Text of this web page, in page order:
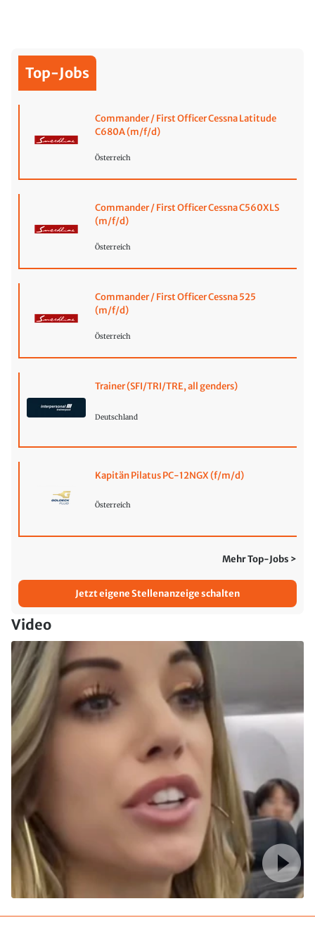
Top-Jobs
Commander / First Officer Cessna Latitude
C680A (m/f/d)
Österreich
Commander / First Officer Cessna C560XLS
(m/f/d)
Österreich
Commander / First Officer Cessna 525
(m/f/d)
Österreich
Trainer (SFI/TRI/TRE, all genders)
Deutschland
Kapitän Pilatus PC-12NGX (f/m/d)
Österreich
Mehr Top-Jobs >
Jetzt eigene Stellenanzeige schalten
Video